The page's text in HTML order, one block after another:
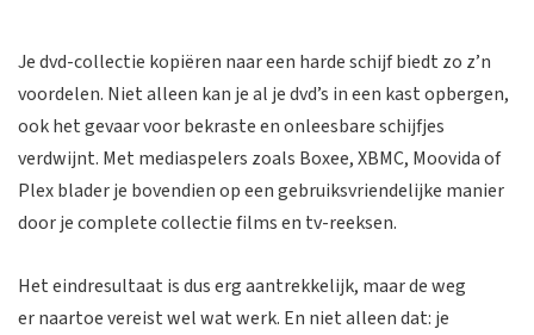
Je dvd-collectie kopiëren naar een harde schijf biedt zo z’n
voordelen. Niet alleen kan je al je dvd’s in een kast opbergen,
ook het gevaar voor bekraste en onleesbare schijfjes
verdwijnt. Met mediaspelers zoals Boxee, XBMC, Moovida of
Plex blader je bovendien op een gebruiksvriendelijke manier
door je complete collectie films en tv-reeksen.
Het eindresultaat is dus erg aantrekkelijk, maar de weg
er naartoe vereist wel wat werk. En niet alleen dat: je